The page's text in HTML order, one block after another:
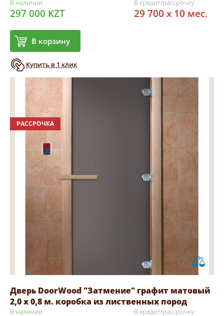
В наличии
297 000 KZT
В корзину
Купить в 1 клик
В кредит/рассрочку:
29 700 x 10 мес.
РАССРОЧКА
Дверь DoorWood "Затмение" графит матовый
2,0 х 0,8 м. коробка из лиственных пород
В наличии В кредит/рассрочку: